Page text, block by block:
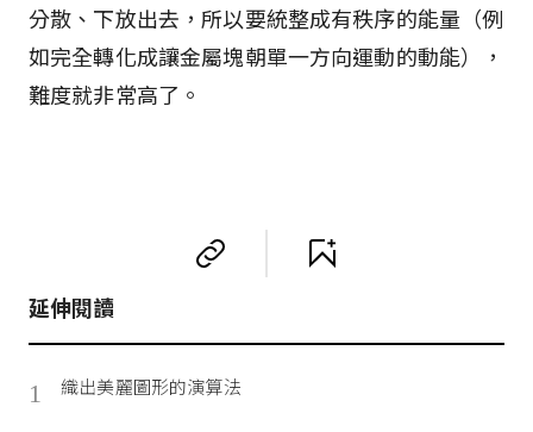
分散、下放出去，所以要統整成有秩序的能量（例
如完全轉化成讓金屬塊朝單一方向運動的動能），
難度就非常高了。
延伸閱讀
1 織出美麗圖形的演算法